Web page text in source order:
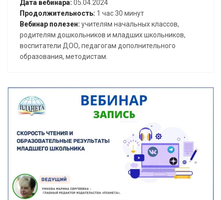
Дата вебинара: 05.04.2024
Продолжительность: 1 час 30 минут
Вебинар полезен: учителям начальных классов,
родителям дошкольников и младших школьников,
воспитатели ДОО, педагогам дополнительного
образования, методистам.
Открыть вебинар